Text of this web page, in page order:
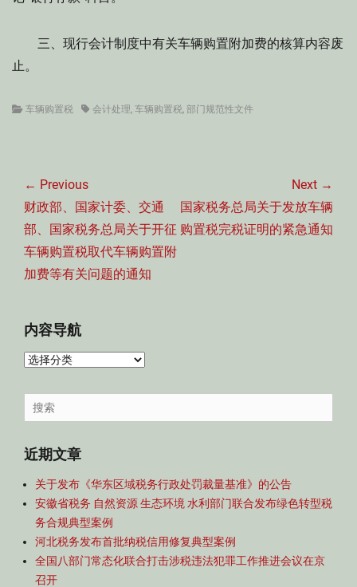
三、现行会计制度中有关车辆购置附加费的核算内容废
止。
Categories
车辆购置税 Tags会计处理, 车辆购置税, 部门规范性文件
章
导
航
← Previous
Previous
post:
财政部、国家计委、交通
部、国家税务总局关于开征
车辆购置税取代车辆购置附
加费等有关问题的通知
Next →
Next
post:
国家税务总局关于发放车辆
购置税完税证明的紧急通知
内容导航
内
导
航
Search
for:
近期文章
关于发布《华东区域税务行政处罚裁量基准》的公告
安徽省税务 自然资源 生态环境 水利部门联合发布绿色转型税
务合规典型案例
河北税务发布首批纳税信用修复典型案例
全国八部门常态化联合打击涉税违法犯罪工作推进会议在京
召开